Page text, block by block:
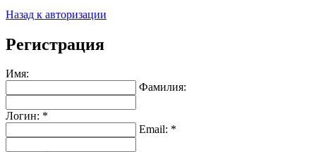
Назад к авторизации
Регистрация
Имя:
Фамилия:
Логин: *
Email: *